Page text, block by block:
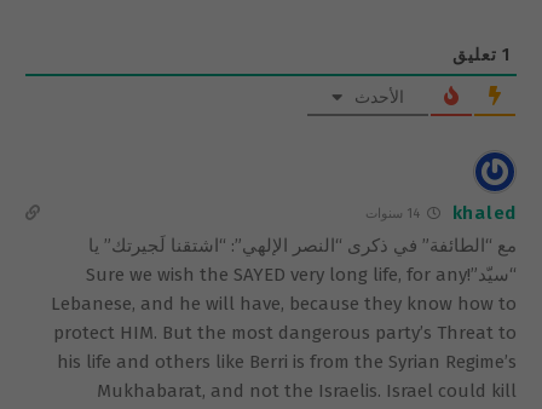
1 تعليق
الأحدث
khaled 14 سنوات
مع “الطائفة” في ذكرى “النصر الإلهي”: “اشتقنا لَجيرتك” يا
“سيّد”!Sure we wish the SAYED very long life, for any
Lebanese, and he will have, because they know how to
protect HIM. But the most dangerous party’s Threat to
his life and others like Berri is from the Syrian Regime’s
Mukhabarat, and not the Israelis. Israel could kill